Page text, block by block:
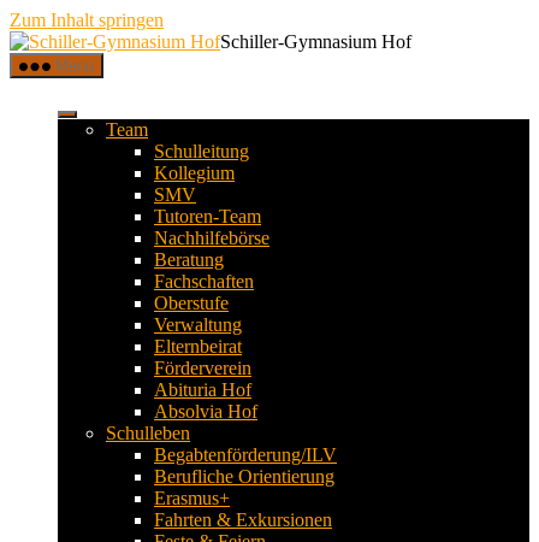
Zum Inhalt springen
Schiller-Gymnasium Hof
Menü
Team
Schulleitung
Kollegium
SMV
Tutoren-Team
Nachhilfebörse
Beratung
Fachschaften
Oberstufe
Verwaltung
Elternbeirat
Förderverein
Abituria Hof
Absolvia Hof
Schulleben
Begabtenförderung/ILV
Berufliche Orientierung
Erasmus+
Fahrten & Exkursionen